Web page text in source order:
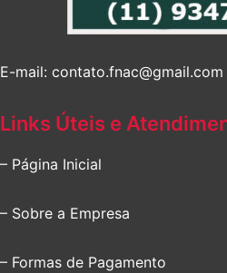
E-mail: contato.fnac@gmail.com
Links Úteis e
– Página Inicial
– Sobre a Empresa
– Formas de Pagamento